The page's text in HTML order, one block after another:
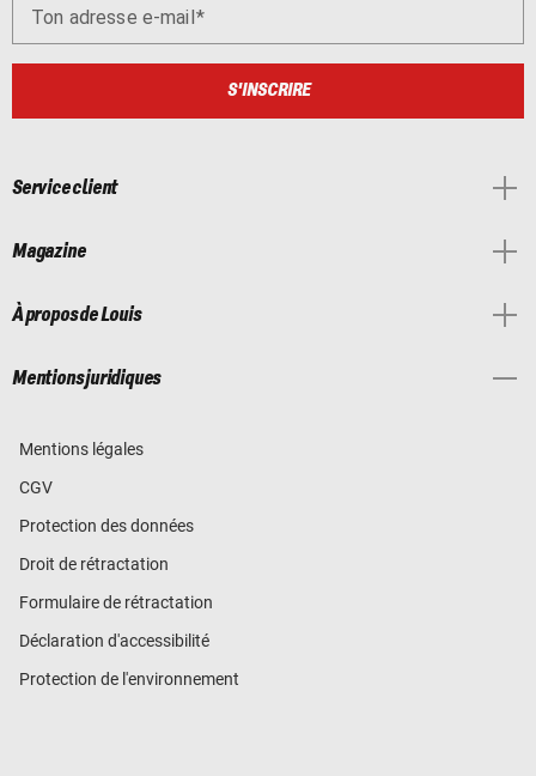
Ton adresse e-mail
S'INSCRIRE
Service client
Magazine
À propos de Louis
Mentions juridiques
Mentions légales
CGV
Protection des données
Droit de rétractation
Formulaire de rétractation
Déclaration d'accessibilité
Protection de l'environnement